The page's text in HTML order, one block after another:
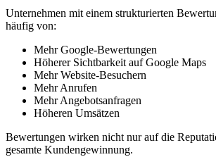
Unternehmen mit einem strukturierten
häufig von:
Mehr Google-Bewertungen
Höherer Sichtbarkeit auf Google Maps
Mehr Website-Besuchern
Mehr Anrufen
Mehr Angebotsanfragen
Höheren Umsätzen
Bewertungen wirken nicht nur auf die
gesamte Kundengewinnung.